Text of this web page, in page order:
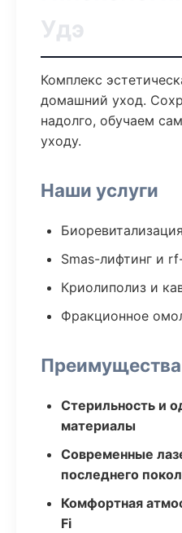
Удэ
Комплекс
домашний уход.
надолго, обучаем
уходу.
Наши услуги
Smas-лифтинг и
Криолиполиз и
Фракционное
Стерильность и
материалы
Современные
последнего
Комфортная
Fi